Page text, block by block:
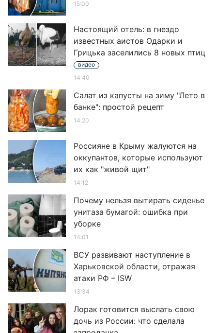
15:00
Настоящий отель: в гнездо
известных аистов Одарки и
Грицька заселились 8 новых птиц
видео
14:40
Салат из капусты на зиму "Лето в
банке": простой рецепт
14:20
Россияне в Крыму жалуются на
оккупантов, которые используют
их как "живой щит"
14:12
Почему нельзя вытирать сиденье
унитаза бумагой: ошибка при
уборке
14:01
ВСУ развивают наступление в
Харьковской области, отражая
атаки РФ – ISW
13:34
Лорак готовится выслать свою
дочь из России: что сделала